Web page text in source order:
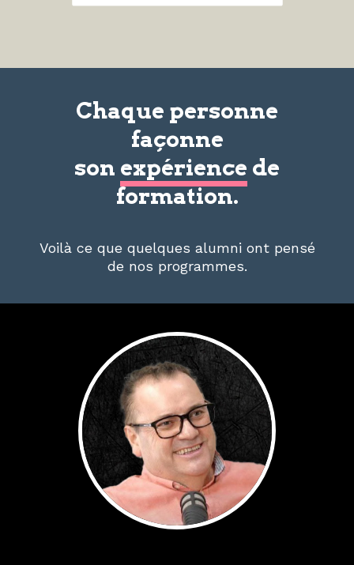
Chaque personne
façonne
son expérience de
formation.
Voilà ce que quelques alumni ont pensé
de nos programmes.